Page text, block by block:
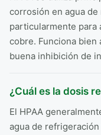
corrosión en agua
particularmente para
cobre. Funciona bien
buena inhibición de
¿Cuál es la dosis
El HPAA
agua de